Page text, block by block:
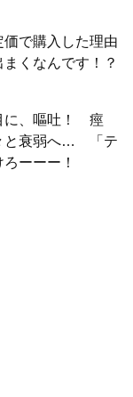
で購入した理由
くなんです！？
に、嘔吐！ 痙
と衰弱へ… 「テ
ろーーー！